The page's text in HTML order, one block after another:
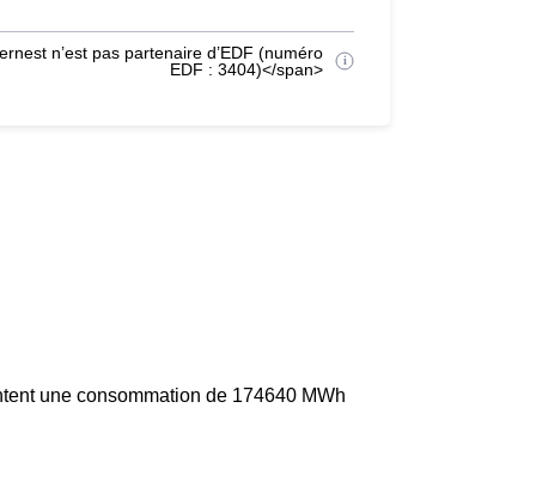
n’est pas partenaire d’EDF (numéro
EDF : 3404)</span>
une consommation de 174640 MWh